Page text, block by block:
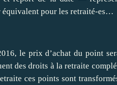
équivalent pour les retraité-es…
le prix d’achat du point
des droits à la retraite
ces points sont